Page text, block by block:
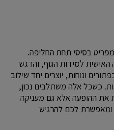
בסיסי תחת החליפה.
האישית למידות הגוף, והדגש
ונוחות, יוצרים יחד שילוב
כשכל אלה משתלבים נכון,
את ההופעה אלא גם מעניקה
ומאפשרת לכם להרגיש